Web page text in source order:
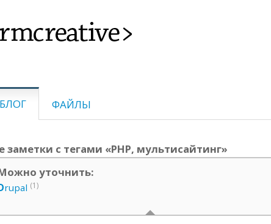
БЛОГ ФАЙЛЫ
заметки с тегами «PHP, мультисайтинг»
уточнить:
rupal (1)